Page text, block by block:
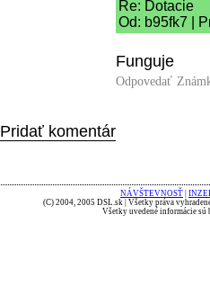
Re: Dotacie
Od: b95fk7 |
Funguje
Odpovedať
Pridať komentár
NÁVŠTEVNOSŤ
(C) 2004, 2005 DSL.sk | Všetky práva
Všetky uvedené informácie sú